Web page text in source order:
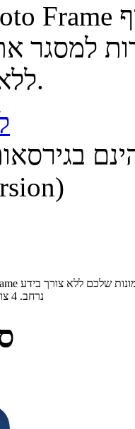
למסגר
ללא צורך בידע נרחב.
נרחב. 4